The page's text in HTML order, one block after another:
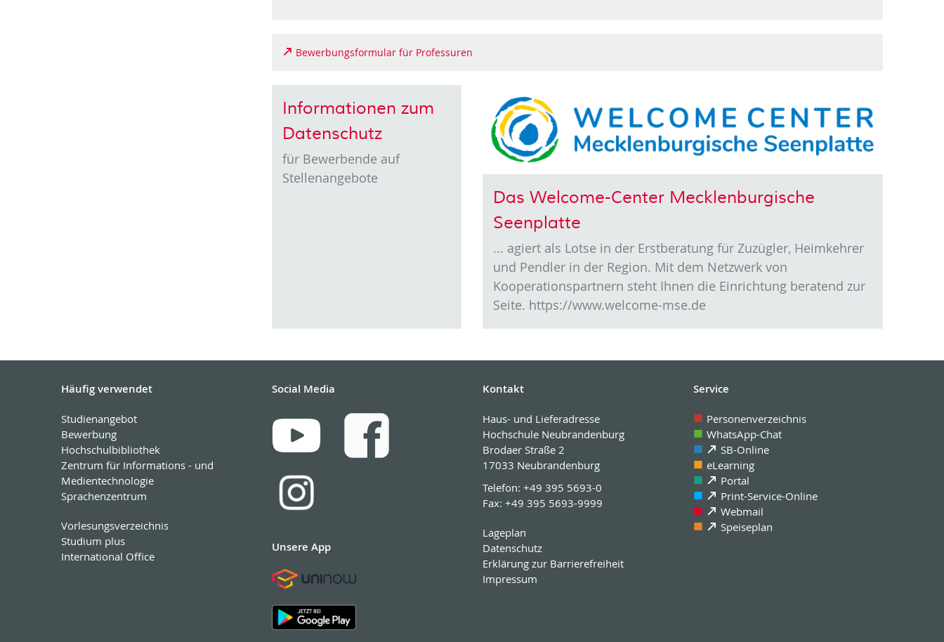
Bewerbungsformular für Professuren
Informationen zum
Datenschutz
für Bewerbende auf
Stellenangebote
Das Welcome-Center Mecklenburgische
Seenplatte
... agiert als Lotse in der Erstberatung für Zuzügler, Heimkehrer
und Pendler in der Region. Mit dem Netzwerk von
Kooperationspartnern steht Ihnen die Einrichtung beratend zur
Seite. https://www.welcome-mse.de
Häufig verwendet
Studienangebot
Bewerbung
Hochschulbibliothek
Zentrum für Informations - und
Medientechnologie
Sprachenzentrum
Vorlesungsverzeichnis
Studium plus
International Office
Social Media
Unsere App
Kontakt
Haus- und Lieferadresse
Hochschule Neubrandenburg
Brodaer Straße 2
17033 Neubrandenburg
Telefon: +49 395 5693-0
Fax: +49 395 5693-9999
Lageplan
Datenschutz
Erklärung zur Barrierefreiheit
Impressum
Service
Personenverzeichnis
WhatsApp-Chat
SB-Online
eLearning
Portal
Print-Service-Online
Webmail
Speiseplan